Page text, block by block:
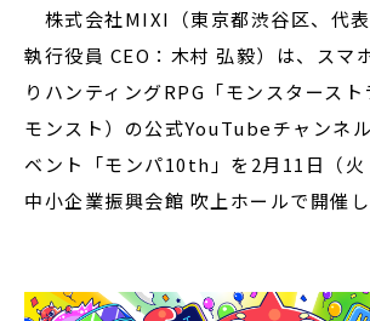
株式会社MIXI（東京都渋谷区、代
執行役員 CEO：木村 弘毅）は、スマ
りハンティングRPG「モンスタース
モンスト）の公式YouTubeチャンネ
ベント「モンパ10th」を2月11日（火
中小企業振興会館 吹上ホールで開催し